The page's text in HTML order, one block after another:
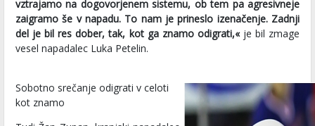
vztrajamo na dogovorjenem sistemu, ob tem pa agresivneje
zaigramo še v napadu. To nam je prineslo izenačenje. Zadnji
del je bil res dober, tak, kot ga znamo odigrati,«je bil zmage
vesel napadalec Luka Petelin.
Sobotno srečanje odigrati v celoti
kot znamo